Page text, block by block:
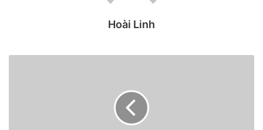
1. Tắt tính năng tự động cập nhật
danh bạ trên Zalo
Để bạn không bỏ sót bất cứ bạn bè nào Zalo đã cập nhật
bạn lưu một số điện thoại mới vào danh bạ Zalo sẽ hiển thị
gợi ý rằng bạn có muốn thêm người này làm bạn hay không.
Hoài Linh